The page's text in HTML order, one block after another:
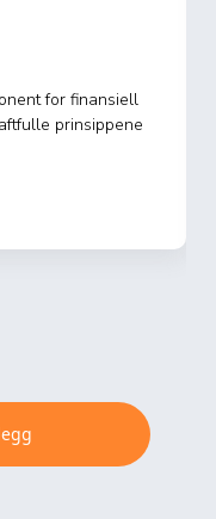
er det et
til lån kan føre til